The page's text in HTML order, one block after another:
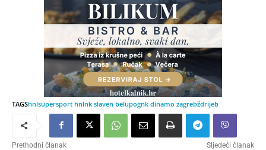
TAGShnlsupersport hnlnk slaven belupognk dinamo zagrebždrijeb
Prethodni članak Sljedeći članak